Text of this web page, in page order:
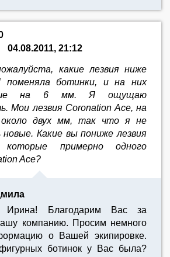
04.08.2011, 21:12
какие лезвия ниже
ботинки, и на них
на 6 мм. Я ощущаю
Мои лезвия Coronation Ace, на
около двух мм, так что я не
Какие вы пониже лезвия
которые примерно одного
Ace?
Ирина! Благодарим Вас за
компанию. Просим немного
о Вашей экипировке.
ботинок у Вас была?